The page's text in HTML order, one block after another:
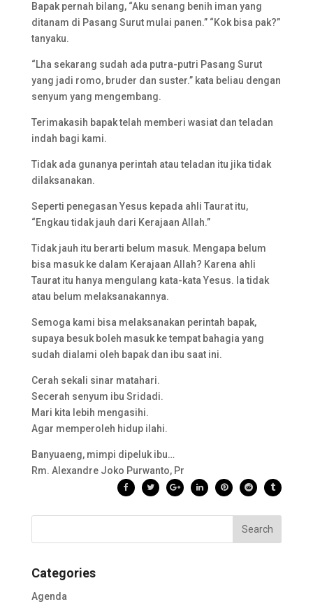
Bapak pernah bilang, “Aku senang benih iman yang
ditanam di Pasang Surut mulai panen.” “Kok bisa pak?”
tanyaku.
“Lha sekarang sudah ada putra-putri Pasang Surut
yang jadi romo, bruder dan suster.” kata beliau dengan
senyum yang mengembang.
Terimakasih bapak telah memberi wasiat dan teladan
indah bagi kami.
Tidak ada gunanya perintah atau teladan itu jika tidak
dilaksanakan.
Seperti penegasan Yesus kepada ahli Taurat itu,
“Engkau tidak jauh dari Kerajaan Allah.”
Tidak jauh itu berarti belum masuk. Mengapa belum
bisa masuk ke dalam Kerajaan Allah? Karena ahli
Taurat itu hanya mengulang kata-kata Yesus. Ia tidak
atau belum melaksanakannya.
Semoga kami bisa melaksanakan perintah bapak,
supaya besuk boleh masuk ke tempat bahagia yang
sudah dialami oleh bapak dan ibu saat ini.
Cerah sekali sinar matahari.
Secerah senyum ibu Sridadi.
Mari kita lebih mengasihi.
Agar memperoleh hidup ilahi.
Banyuaeng, mimpi dipeluk ibu…
Rm. Alexandre Joko Purwanto, Pr
Categories
Agenda